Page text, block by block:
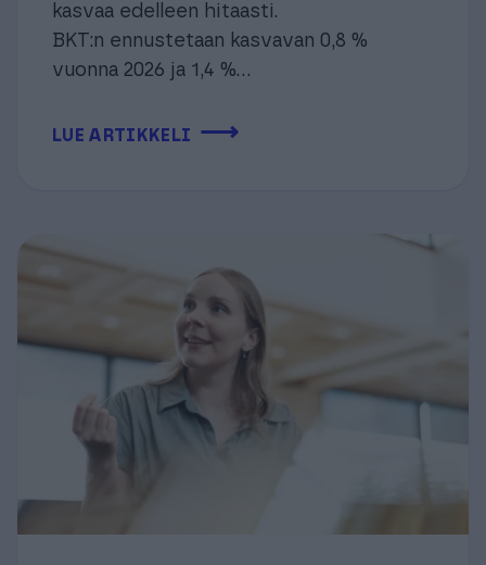
kasvaa edelleen hitaasti.
BKT:n ennustetaan kasvavan 0,8 %
vuonna 2026 ja 1,4 %...
LUE ARTIKKELI ⟶